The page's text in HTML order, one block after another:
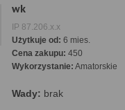
wk
IP 87.206.x.x
Użytkuje od: 6 mies.
Cena zakupu: 450
Wykorzystanie: Amatorskie
Wady: brak